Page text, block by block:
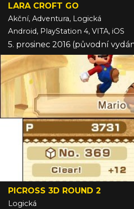
LARA CROFT GO
Akční, Adventura, Logická
Android, PlayStation 4, VITA, iOS
5. prosinec 2016 (původní
PICROSS 3D ROUND 2
Logická